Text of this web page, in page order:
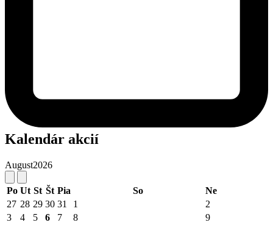
Kalendár akcií
August2026
Po Ut St Št Pia So
Ne
27 28 29 30 31 1
2
3
4 5 6 7 8
9